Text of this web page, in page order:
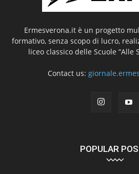
Ermesverona.it è un progetto
formativo, senza scopo di lucro,
liceo classico delle Scuole “Alle
Contact us:
POPULAR